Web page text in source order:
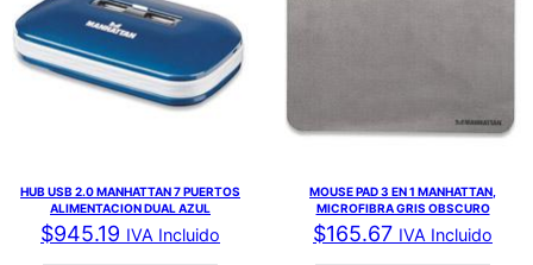
HUB USB 2.0 MANHATTAN 7 PUERTOS
ALIMENTACION DUAL AZUL
$945.19 IVA Incluido
MOUSE PAD 3 EN 1 MANHATTAN,
MICROFIBRA GRIS OBSCURO
$165.67 IVA Incluido